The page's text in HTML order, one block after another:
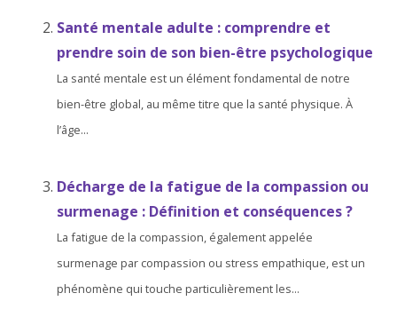
Santé mentale adulte : comprendre et
prendre soin de son bien-être psychologique
La santé mentale est un élément fondamental de notre
bien-être global, au même titre que la santé physique. À
l’âge...
Décharge de la fatigue de la compassion ou
surmenage : Définition et conséquences ?
La fatigue de la compassion, également appelée
surmenage par compassion ou stress empathique, est un
phénomène qui touche particulièrement les...